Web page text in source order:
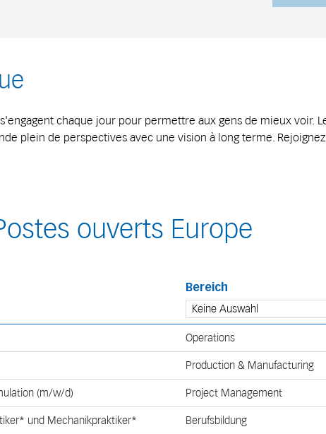
chaque jour pour permettre aux gens de mieux voir.
plein de perspectives avec une vision à long terme.
ouverts Europe
Bereich
Keine Auswahl
Keine Auswahl
Research & Development
Finance
Operations
Operations
Production & Manufacturing
(m/w/d) Project Management
und Mechanikpraktiker* Berufsbildung